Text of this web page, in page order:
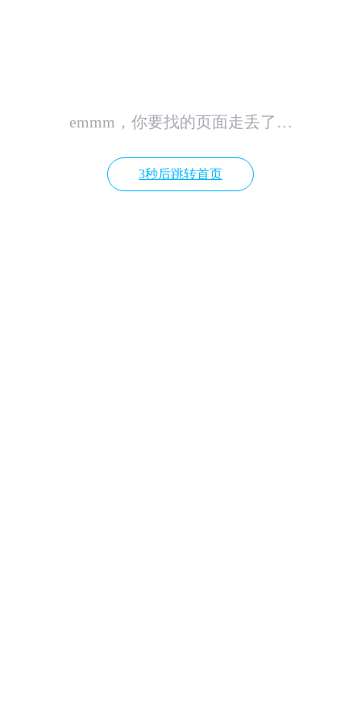
emmm，你要找的页面走丢了…
3秒后跳转首页